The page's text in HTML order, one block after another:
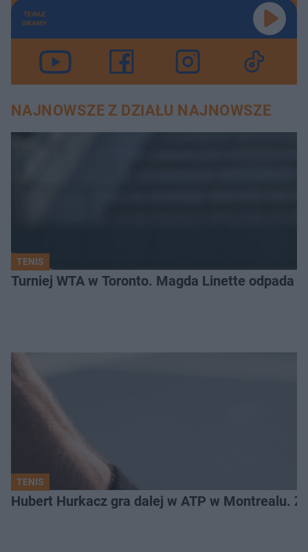
TERAZ
GRAMY
NAJNOWSZE Z DZIAŁU NAJNOWSZE
TENIS
Turniej WTA w Toronto. Magda Linette odpada
TENIS
Hubert Hurkacz gra dalej w ATP w Montrealu.